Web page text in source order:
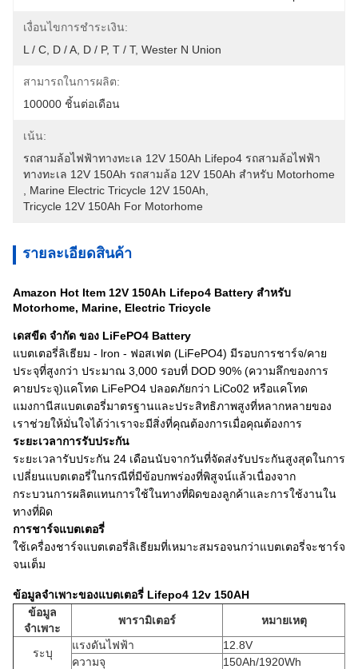
เงื่อนไขการชำระเงิน:
L / C, D / A, D / P, T / T, Wester N Union
สามารถในการผลิต:
100000 ชิ้นต่อเดือน
เน้น:
รถสามล้อไฟฟ้าทางทะเล 12V 150Ah Lifepo4 รถสามล้อไฟฟ้า
ทางทะเล 12V 150Ah รถสามล้อ 12V 150Ah สำหรับ Motorhome
Marine Electric Tricycle 12V 150Ah
Tricycle 12V 150Ah For Motorhome
รายละเอียดสินค้า
Amazon Hot Item 12V 150Ah Lifepo4 Battery สำหรับ
Motorhome, Marine, Electric Tricycle
เดสขีด จำกัด ของ LiFePO4 Battery
แบตเตอรี่ลิเธียม - lron - ฟอสเฟต (LiFePO4) มีรอบการชาร์จ/คาย
ประจุที่สูงกว่า ประมาณ 3,000 รอบที่ DOD 90% (ความลึกของการ
คายประจุ)แคโทด LiFePO4 ปลอดภัยกว่า LiCo02 หรือแคโทด
แมงกานีสแบตเตอรี่มาตรฐานและประสิทธิภาพสูงที่หลากหลายของ
เราช่วยให้มั่นใจได้ว่าเราจะมีสิ่งที่คุณต้องการเมื่อคุณต้องการ
ระยะเวลาการรับประกัน
ระยะเวลารับประกัน 24 เดือนนับจากวันที่จัดส่งรับประกันสูงสุดในการ
เปลี่ยนแบตเตอรี่ในกรณีที่มีข้อบกพร่องที่พิสูจน์แล้วเนื่องจาก
กระบวนการผลิตแทนการใช้ในทางที่ผิดของลูกค้าและการใช้งานใน
ทางที่ผิด
การชาร์จแบตเตอรี่
ใช้เครื่องชาร์จแบตเตอรี่ลิเธียมที่เหมาะสมรอจนกว่าแบตเตอรี่จะชาร์จ
จนเต็ม
ข้อมูลจำเพาะของแบตเตอรี่ Lifepo4 12v 150AH
ข้อมูล
จำเพาะ
พารามิเตอร์ หมายเหตุ
ระบุ
แรงดันไฟฟ้า
12.8V
ความจุ
150Ah/1920Wh